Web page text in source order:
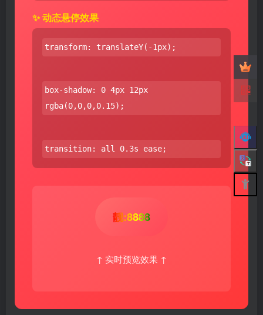
✨ 动态悬停效果
transform: translateY(-1px);
box-shadow: 0 4px 12px
rgba(0,0,0,0.15);
transition: all 0.3s ease;
靓:8888
↑ 实时预览效果 ↑